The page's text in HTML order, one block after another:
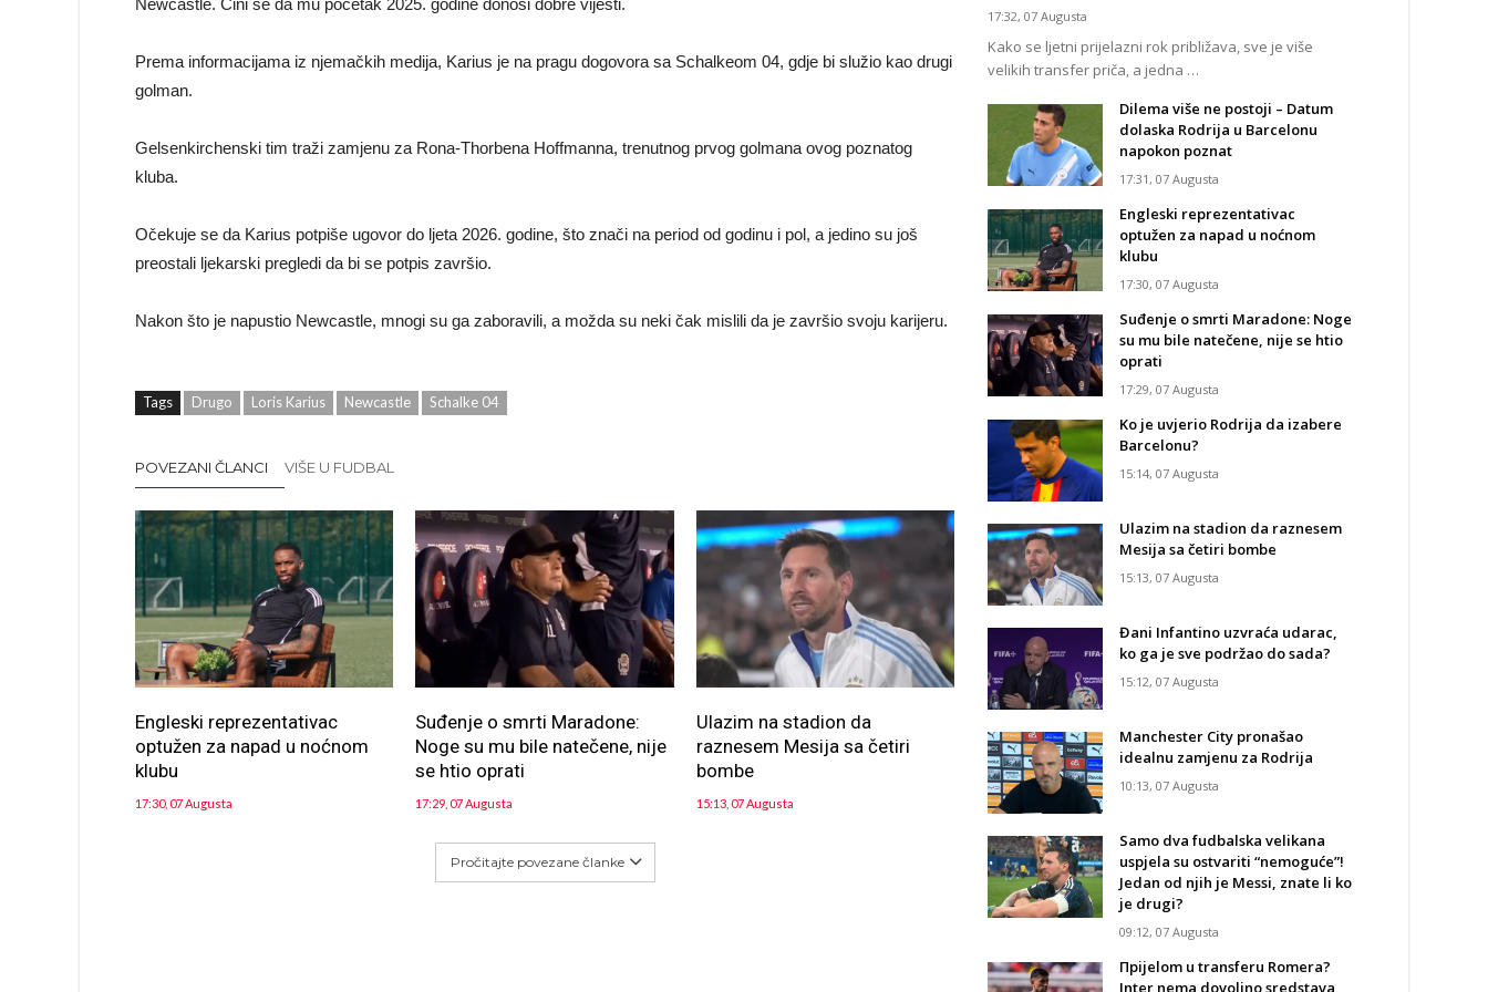
Newcastle. Čini se da mu početak 2025. godine donosi dobre vijesti.
Prema informacijama iz njemačkih medija, Karius je na pragu dogovora sa Schalkeom 04, gdje bi služio kao drugi
golman.
Gelsenkirchenski tim traži zamjenu za Rona-Thorbena Hoffmanna, trenutnog prvog golmana ovog poznatog
kluba.
Očekuje se da Karius potpiše ugovor do ljeta 2026. godine, što znači na period od godinu i pol, a jedino su još
preostali ljekarski pregledi da bi se potpis završio.
Nakon što je napustio Newcastle, mnogi su ga zaboravili, a možda su neki čak mislili da je završio svoju karijeru.
Tags Drugo Loris Karius Newcastle Schalke 04
POVEZANI ČLANCI VIŠE U FUDBAL
Engleski reprezentativac
optužen za napad u noćnom
klubu
17:30, 07 Augusta
Suđenje o smrti Maradone:
Noge su mu bile natečene, nije
se htio oprati
17:29, 07 Augusta
Ulazim na stadion da
raznesem Mesija sa četiri
bombe
15:13, 07 Augusta
Pročitajte povezane članke
17:32, 07 Augusta
Kako se ljetni prijelazni rok približava, sve je više
velikih transfer priča, a jedna …
Dilema više ne postoji – Datum
dolaska Rodrija u Barcelonu
napokon poznat
17:31, 07 Augusta
Engleski reprezentativac
optužen za napad u noćnom
klubu
17:30, 07 Augusta
Suđenje o smrti Maradone: Noge
su mu bile natečene, nije se htio
oprati
17:29, 07 Augusta
Ko je uvjerio Rodrija da izabere
Barcelonu?
15:14, 07 Augusta
Ulazim na stadion da raznesem
Mesija sa četiri bombe
15:13, 07 Augusta
Đani Infantino uzvraća udarac,
ko ga je sve podržao do sada?
15:12, 07 Augusta
Manchester City pronašao
idealnu zamjenu za Rodrija
10:13, 07 Augusta
Samo dva fudbalska velikana
uspjela su ostvariti “nemoguće”!
Jedan od njih je Messi, znate li ko
je drugi?
09:12, 07 Augusta
Прijelom u transferu Romera?
Inter nema dovoljno sredstava,